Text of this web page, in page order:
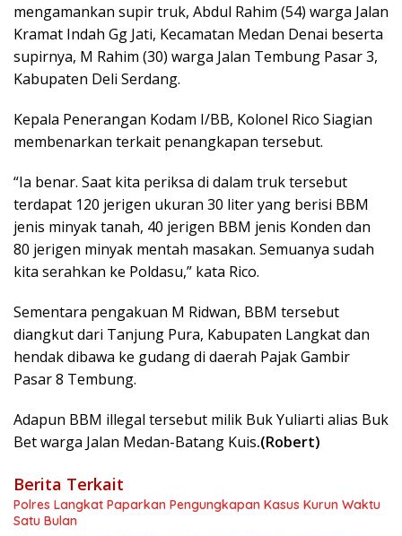
mengamankan supir truk, Abdul Rahim (54) warga Jalan
Kramat Indah Gg Jati, Kecamatan Medan Denai beserta
supirnya, M Rahim (30) warga Jalan Tembung Pasar 3,
Kabupaten Deli Serdang.
Kepala Penerangan Kodam I/BB, Kolonel Rico Siagian
membenarkan terkait penangkapan tersebut.
“Ia benar. Saat kita periksa di dalam truk tersebut
terdapat 120 jerigen ukuran 30 liter yang berisi BBM
jenis minyak tanah, 40 jerigen BBM jenis Konden dan
80 jerigen minyak mentah masakan. Semuanya sudah
kita serahkan ke Poldasu,” kata Rico.
Sementara pengakuan M Ridwan, BBM tersebut
diangkut dari Tanjung Pura, Kabupaten Langkat dan
hendak dibawa ke gudang di daerah Pajak Gambir
Pasar 8 Tembung.
Adapun BBM illegal tersebut milik Buk Yuliarti alias Buk
Bet warga Jalan Medan-Batang Kuis.(Robert)
Berita Terkait
Polres Langkat Paparkan Pengungkapan Kasus Kurun Waktu
Satu Bulan